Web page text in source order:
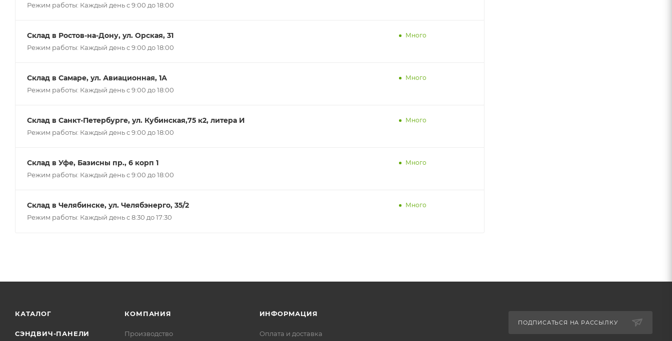
Режим работы: Каждый день с 9:00 до 18:00
Склад в Ростов-на-Дону, ул. Орская, 31
Режим работы: Каждый день с 9:00 до 18:00
Много
Склад в Самаре, ул. Авиационная, 1А
Режим работы: Каждый день с 9:00 до 18:00
Много
Склад в Санкт-Петербурге, ул. Кубинская,75 к2, литера И
Режим работы: Каждый день с 9:00 до 18:00
Много
Склад в Уфе, Базисны пр., 6 корп 1
Режим работы: Каждый день с 9:00 до 18:00
Много
Склад в Челябинске, ул. Челябэнерго, 35/2
Режим работы: Каждый день с 8:30 до 17:30
Много
КАТАЛОГ
СЭНДВИЧ-ПАНЕЛИ
КОМПАНИЯ
Производство
ИНФОРМАЦИЯ
Оплата и доставка
ПОДПИСАТЬСЯ НА РАССЫЛКУ